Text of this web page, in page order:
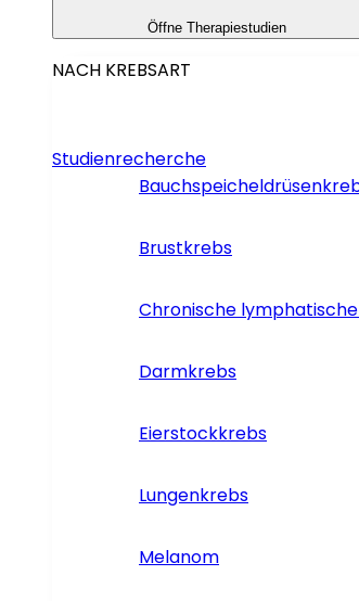
Öffne Therapiestudien
NACH KREBSART
Studienrecherche
Brustkrebs
Chronische
Darmkrebs
Eierstockkrebs
Lungenkrebs
Melanom